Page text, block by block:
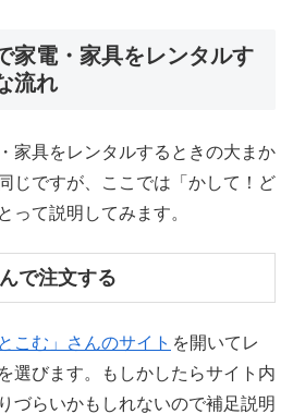
家電・家具をレンタルす
流れ
家具をレンタルするときの大まか
じですが、ここでは「かして！ど
って説明してみます。
で注文する
こむ」さんのサイト を開いてレ
選びます。もしかしたらサイト内
づらいかもしれないので補足説明